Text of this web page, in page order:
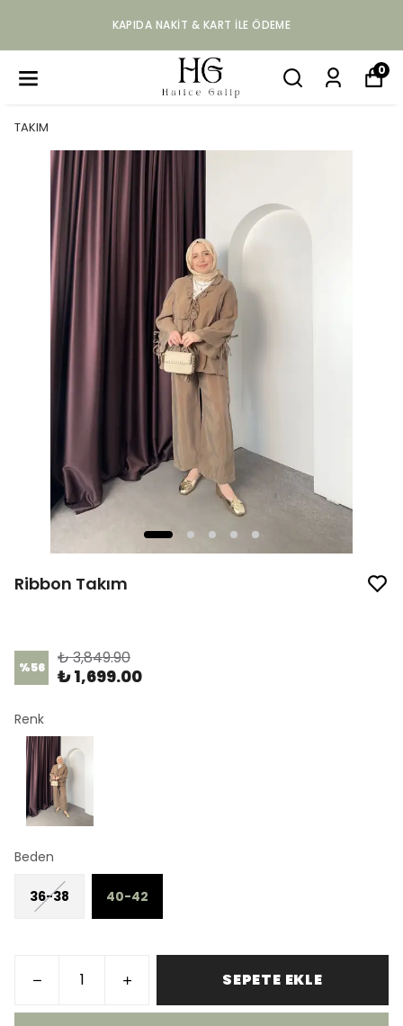
KAPIDA NAKIT & KART ILE ÖDEME
0
TAKIM
Ribbon Takım
%56 ₺ 3,849.90
₺ 1,699.00
Renk
Beden
36-38 40-42
SEPETE EKLE